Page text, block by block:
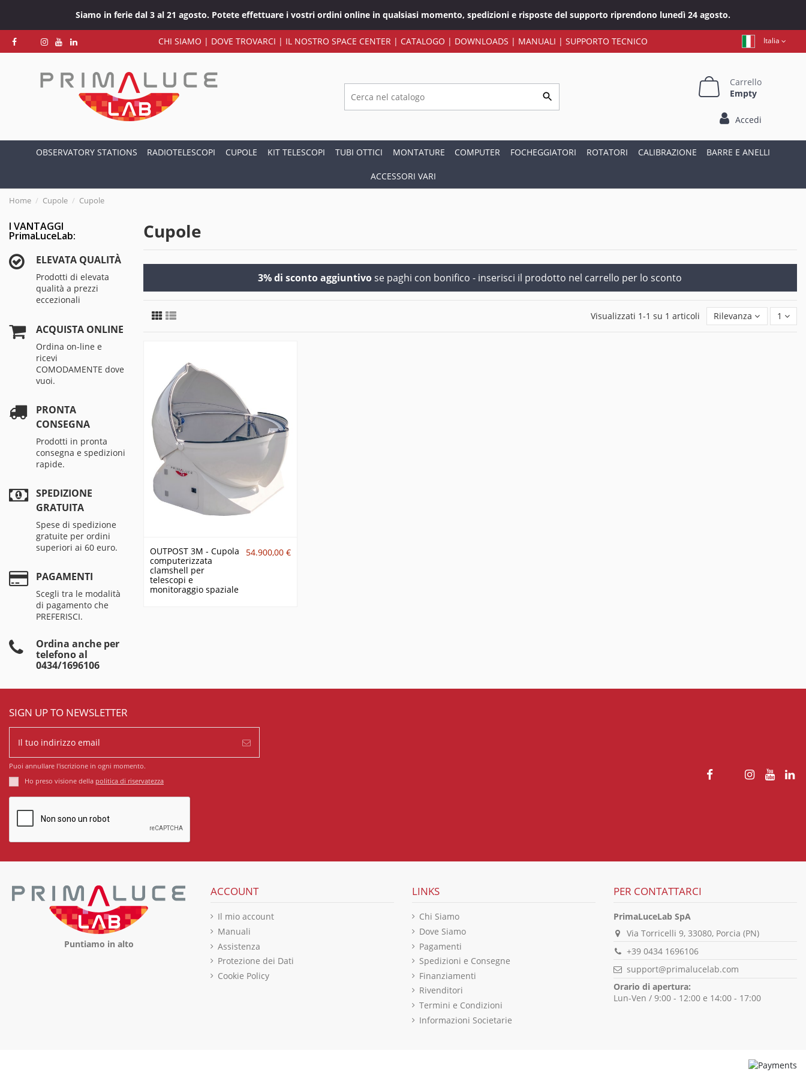
Siamo in ferie dal 3 al 21 agosto. Potete effettuare i vostri ordini online in qualsiasi momento, spedizioni e risposte del supporto riprendono lunedì 24 agosto.
CHI SIAMO | DOVE TROVARCI | IL NOSTRO SPACE CENTER | CATALOGO | DOWNLOADS | MANUALI | SUPPORTO TECNICO Italia
Carrello
Empty
Accedi
OBSERVATORY STATIONS RADIOTELESCOPI CUPOLE KIT TELESCOPI TUBI OTTICI MONTATURE COMPUTER FOCHEGGIATORI ROTATORI CALIBRAZIONE BARRE E ANELLI
ACCESSORI VARI
Home Cupole Cupole
Cupole
3% di sconto aggiuntivose paghi con bonifico - inserisci il prodotto nel carrello per lo sconto
Visualizzati 1-1 su 1 articoli Rilevanza 1
OUTPOST 3M - Cupola
computerizzata
clamshell per
telescopi e
monitoraggio spaziale
54.900,00 €
I VANTAGGI
PrimaLuceLab:
ELEVATA QUALITÀ
Prodotti di elevata
qualità a prezzi
eccezionali
ACQUISTA ONLINE
Ordina on-line e
ricevi
COMODAMENTE dove
vuoi.
PRONTA
CONSEGNA
Prodotti in pronta
consegna e spedizioni
rapide.
SPEDIZIONE
GRATUITA
Spese di spedizione
gratuite per ordini
superiori ai 60 euro.
PAGAMENTI
Scegli tra le modalità
di pagamento che
PREFERISCI.
Ordina anche per
telefono al
0434/1696106
SIGN UP TO NEWSLETTER
Puoi annullare l'iscrizione in ogni momento.
Ho preso visione della politica di riservatezza
Puntiamo in alto
ACCOUNT
Il mio account
Manuali
Assistenza
Protezione dei Dati
Cookie Policy
LINKS
Chi Siamo
Dove Siamo
Pagamenti
Spedizioni e Consegne
Finanziamenti
Rivenditori
Termini e Condizioni
Informazioni Societarie
PER CONTATTARCI
PrimaLuceLab SpA
Via Torricelli 9, 33080, Porcia (PN)
+39 0434 1696106
support@primalucelab.com
Orario di apertura:
Lun-Ven / 9:00 - 12:00 e 14:00 - 17:00